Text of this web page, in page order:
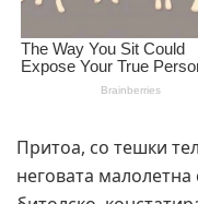
Притоа, со тешки
неговата